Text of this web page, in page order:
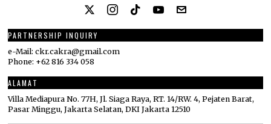
PARTNERSHIP INQUIRY
e-Mail: ckr.cakra@gmail.com
Phone: +62 816 334 058
ALAMAT
Villa Mediapura No. 77H, Jl. Siaga Raya, RT. 14/RW. 4, Pejaten Barat,
Pasar Minggu, Jakarta Selatan, DKI Jakarta 12510